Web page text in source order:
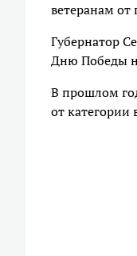
ветеранам от
Губернатор
Дню Победы
В прошлом
от категории